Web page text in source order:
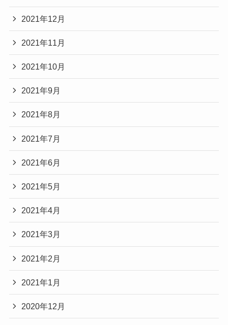
2021年12月
2021年11月
2021年10月
2021年9月
2021年8月
2021年7月
2021年6月
2021年5月
2021年4月
2021年3月
2021年2月
2021年1月
2020年12月